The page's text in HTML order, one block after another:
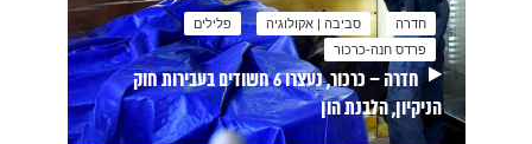
חדרה סביבה | אקולוגיה
פלילים
פרדס חנה-כרכור
חדרה – כרכור, נעצרו 6 חשודים בעבירות חוק
הניקיון, הלבנת הון